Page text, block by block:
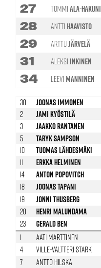
27 TommiAla-Hakuni
28 AnttiHaavisto
29 ArttuJärvelä
31 Aleksi Inkinen
34 LeeviManninen
30 Joonas Immonen
2 Jami Kyöstilä
3 Jaakko Rantanen
5
Taryk Sampson
10 Tuomas Lähdesmäki
11 Erkka Helminen
14
Anton Popovitch
18
Joonas Tapani
19
Jonni Thusberg
20
Henri Malundama
23 Gerald Ben
1
Aati Marttinen
4
Ville-Valtteri Stark
7
Antto Hilska